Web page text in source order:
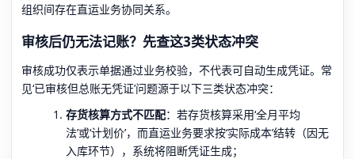
组织间存在直运业务协同关系。
审核后仍无法记账？先查这3类状态冲突
审核成功仅表示单据通过业务校验，不代表可自动生成凭证。常
见‘已审核但总账无凭证’问题源于以下三类状态冲突：
存货核算方式不匹配：若存货核算采用‘全月平均
法’或‘计划价’，而直运业务要求按‘实际成本’结转（因无
入库环节），系统将阻断凭证生成；